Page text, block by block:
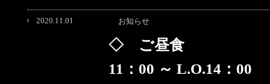
2020.11.01 お知らせ
◇ ご昼食
11：00 ～ L.O.14：00